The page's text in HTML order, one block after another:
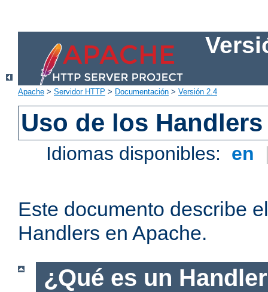
Apache > Servidor HTTP > Documentación > Versión 2.4
Uso de los
Idiomas disponibles: en
Este documento describe
Handlers en Apache.
¿Qué es un